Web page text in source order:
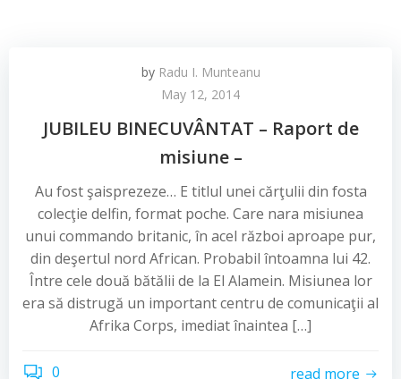
by Radu I. Munteanu
May 12, 2014
JUBILEU BINECUVÂNTAT – Raport de
misiune –
Au fost şaisprezeze… E titlul unei cărţulii din fosta
colecţie delfin, format poche. Care nara misiunea
unui commando britanic, în acel război aproape pur,
din deşertul nord African. Probabil întoamna lui 42.
Între cele două bătălii de la El Alamein. Misiunea lor
era să distrugă un important centru de comunicaţii al
Afrika Corps, imediat înaintea […]
0 read more